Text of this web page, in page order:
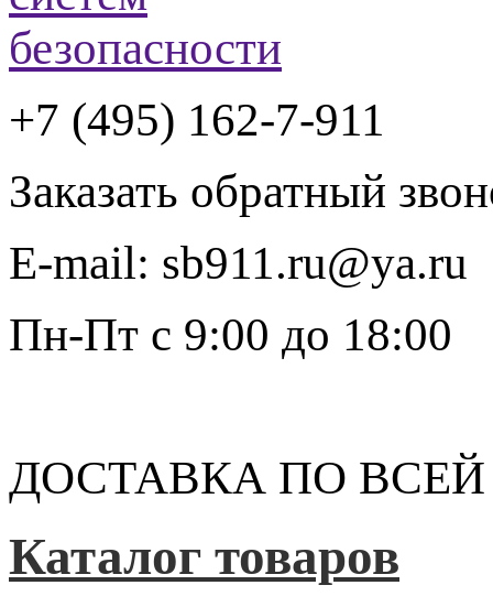
+7 (495) 162-7-911
Заказать обратный
E-mail: sb911.ru@ya.ru
Пн-Пт с 9:00 до 18:00
ДОСТАВКА ПО
Каталог товаров